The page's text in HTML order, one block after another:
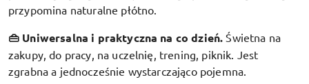
przypomina naturalne płótno.
👜 Uniwersalna i praktyczna na co dzień. Świetna na
zakupy, do pracy, na uczelnię, trening, piknik. Jest
zgrabna a jednocześnie wystarczająco pojemna.